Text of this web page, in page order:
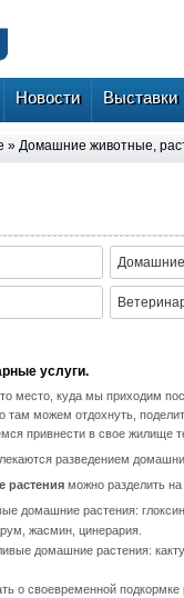
Новости Выставки
» Домашние животные,
Домашние
услуги.
место, куда мы приходим
там можем отдохнуть,
привнести в свое жилище
разведением
растения можно разделить
домашние растения:
жасмин, цинерария.
домашние растения:
о своевременной